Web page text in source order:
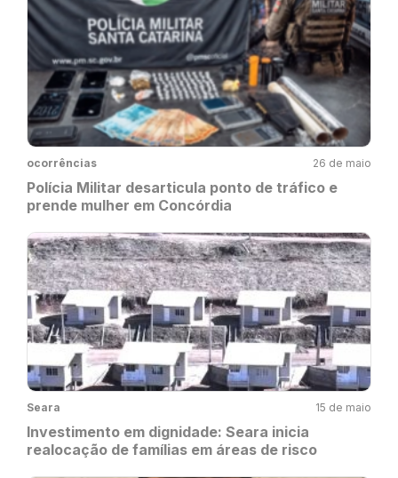
ocorrências 26 de maio
Polícia Militar desarticula ponto de tráfico e
prende mulher em Concórdia
Seara 15 de maio
Investimento em dignidade: Seara inicia
realocação de famílias em áreas de risco